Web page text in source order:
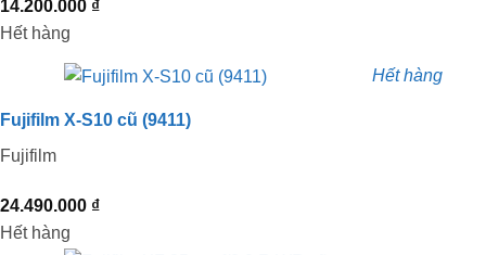
14.200.000 ₫
Hết hàng
Hết hàng
Fujifilm X-S10 cũ (9411)
Fujifilm
24.490.000 ₫
Hết hàng